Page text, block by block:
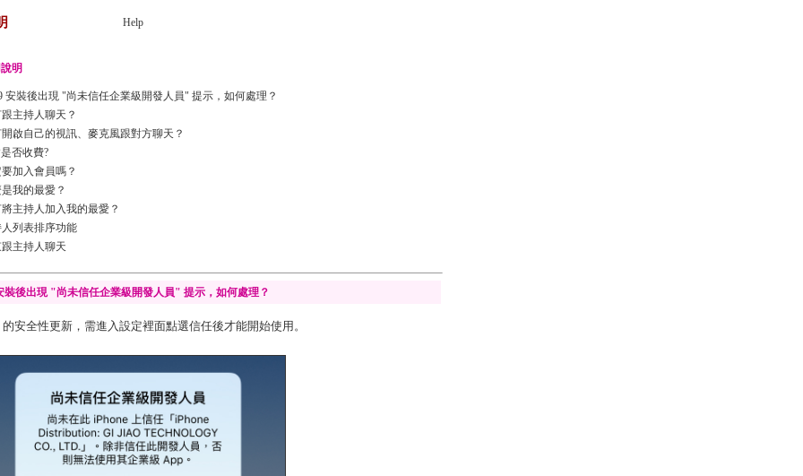
Help
明
安裝後出現 "尚未信任企業級開發人員" 提示，如何處理？
主持人聊天？
啟自己的視訊、麥克風跟對方聊天？
否收費?
加入會員嗎？
我的最愛？
主持人加入我的最愛？
列表排序功能
主持人聊天
裝後出現 "尚未信任企業級開發人員" 提示，如何處理？
的安全性更新，需進入設定裡面點選信任後才能開始使用。